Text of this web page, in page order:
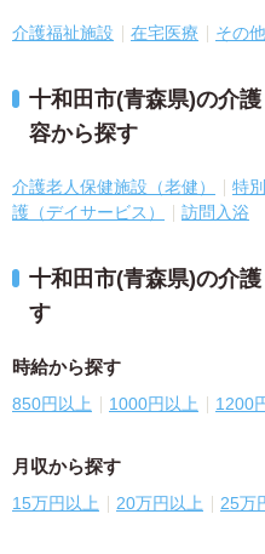
介護福祉施設 在宅医療 その他
十和田市(青森県)の介
容から探す
介護老人保健施設（老健） 特
護（デイサービス）
訪問入浴
十和田市(青森県)の介
す
時給から探す
850円以上 1000円以上 1200
月収から探す
15万円以上 20万円以上 25万